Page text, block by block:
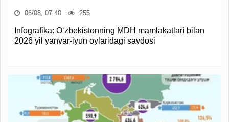
06/08, 07:40 255
Infografika: O‘zbekistonning MDH mamlakatlari bilan
2026 yil yanvar-iyun oylaridagi savdosi